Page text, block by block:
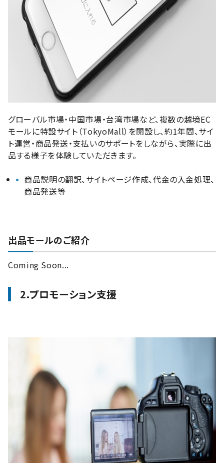
グローバル市場・中国市場・台湾市場など、複数の越境EC
モールに特設サイト（TokyoMall）を開設し、約1年間、サイ
ト運営・商品発送・支払いのサポートをしながら、実際に出
品する様子を体験していただきます。
商品説明の翻訳、サイトページ作成、代金の入金処理、
商品発送等
出品モールのご紹介
Coming Soon...
2.プロモーション支援